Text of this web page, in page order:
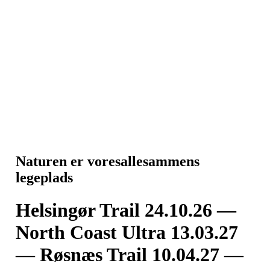
Naturen er voresallesammens
legeplads
Helsingør Trail 24.10.26 —
North Coast Ultra 13.03.27
— Røsnæs Trail 10.04.27 —